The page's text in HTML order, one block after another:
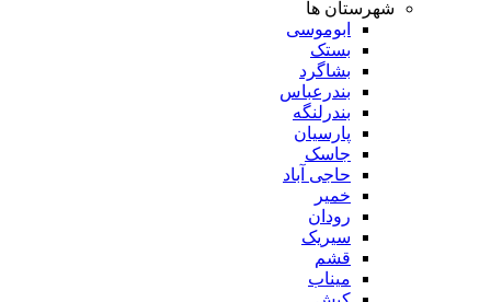
شهرستان ها
ابوموسی
بستک
بشاگرد
بندرعباس
بندرلنگه
پارسیان
جاسک
حاجی آباد
خمیر
رودان
سیریک
قشم
میناب